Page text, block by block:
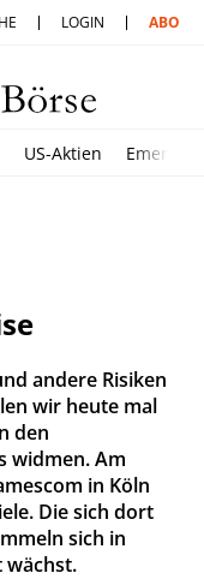
LOGIN ABO
US-Aktien
andere Risiken
wir heute mal
den
widmen. Am
in Köln
Die sich dort
sich in
wächst.